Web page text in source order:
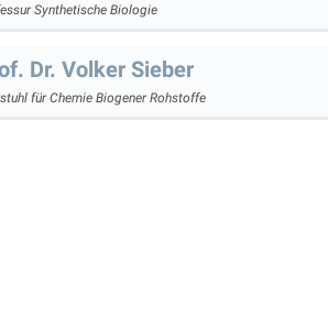
Synthetische Biologie
Dr. Volker Sieber
für Chemie Biogener Rohstoffe